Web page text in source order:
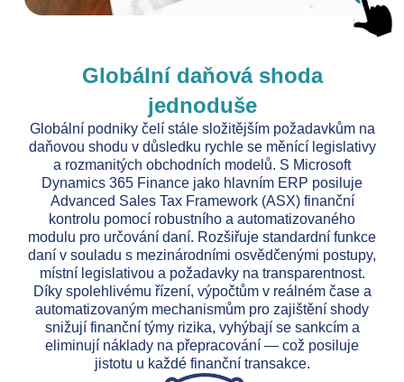
Globální daňová shoda
jednoduše
Globální podniky čelí stále složitějším požadavkům na
daňovou shodu v důsledku rychle se měnící legislativy
a rozmanitých obchodních modelů. S Microsoft
Dynamics 365 Finance jako hlavním ERP posiluje
Advanced Sales Tax Framework (ASX) finanční
kontrolu pomocí robustního a automatizovaného
modulu pro určování daní. Rozšiřuje standardní funkce
daní v souladu s mezinárodními osvědčenými postupy,
místní legislativou a požadavky na transparentnost.
Díky spolehlivému řízení, výpočtům v reálném čase a
automatizovaným mechanismům pro zajištění shody
snižují finanční týmy rizika, vyhýbají se sankcím a
eliminují náklady na přepracování — což posiluje
jistotu u každé finanční transakce.